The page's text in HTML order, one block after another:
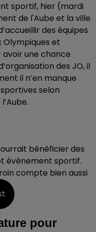
sportif, hier (mardi
de l'Aube et la ville
des équipes
Olympiques et
avoir une chance
des JO, il
il n’en manque
selon
bénéficier des
évènement sportif.
compte bien aussi
pour